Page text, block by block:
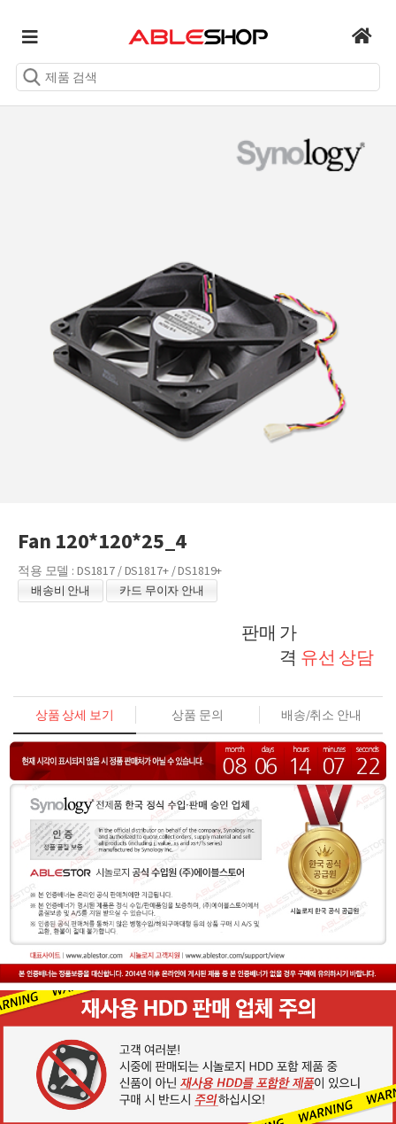
Fan 120*120*25_4
적용 모델 : DS1817 / DS1817+ / DS1819+
배송비 안내 카드 무이자 안내
판매 가
격 유선 상담
상품 상세 보기 상품 문의 배송/취소 안내